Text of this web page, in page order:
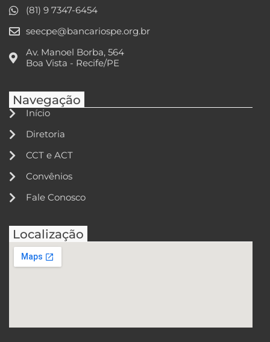
(81) 9 7347-6454
seecpe@bancariospe.org.br
Av. Manoel Borba, 564
Boa Vista - Recife/PE
Navegação
Início
Diretoria
CCT e ACT
Convênios
Fale Conosco
Localização